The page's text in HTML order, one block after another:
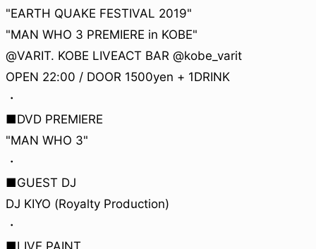
"EARTH QUAKE FESTIVAL 2019"
"MAN WHO 3 PREMIERE in KOBE"
@VARIT. KOBE LIVEACT BAR @kobe_varit
OPEN 22:00 / DOOR 1500yen + 1DRINK
・
■DVD PREMIERE
"MAN WHO 3"
・
■GUEST DJ
DJ KIYO (Royalty Production)
・
■LIVE PAINT